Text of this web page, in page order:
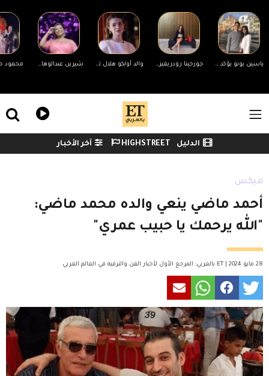
ياسين بونو يؤكد انفصاله عن زوجته لأول مرة وينهي الجدل جورجينا رودريغيز ترد على منتقدي جسمها والد أولكو هلال تشيفتشي يتهم زميلها هاكان شيلبي بإقامة علاقة مع قاصر ويتقدم ببلاغ رسمي شيرين عبدالوهاب تحضر مفاجأة لجمهورها في حفلها غدًا بالساحل الشمالي
Menu
Watch menu الدليل HIGHSTREET آخر الأخبار
ميكس
أحمد ماضي ينعي والده محمد ماضي:
"الله يرحمك يا حبيب عمري"
28 مايو 2024 | ET بالعربي: المرجع الأول لأخبار الفن والترفيه في العالم العربي